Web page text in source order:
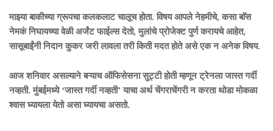
माझ्या बाकीच्या ग्रूपचा कलकलाट चालूच होता. विषय आपले नेहमीचे, कसा बाॅस
नेमकं निघायच्या वेळी अर्जंट फाईल्स देतो, मुलांचे प्रोजेक्ट पुर्ण करायचे आहेत,
सासूबाईंनी निदान कुकर जरी लावला तरी किती मदत होते असे एक न अनेक विषय.
आज शनिवार असल्याने बऱ्याच ऑफिसेसना सुट्टी होती म्हणून ट्रेनला जास्त गर्दी
नव्हती. मुंबईमध्ये ‘जास्त गर्दी नव्हती’ याचा अर्थ चेंगराचेंगरी न करता थोडा मोकळा
श्वास घ्यायला येतो असा घ्यायचा असतो.